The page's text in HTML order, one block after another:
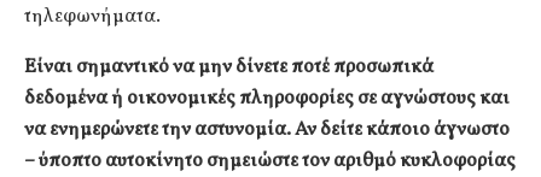
τηλεφωνήματα.
Είναι σημαντικό να μην δίνετε ποτέ προσωπικά
δεδομένα ή οικονομικές πληροφορίες σε αγνώστους και
να ενημερώνετε την αστυνομία. Αν δείτε κάποιο άγνωστο
– ύποπτο αυτοκίνητο σημειώστε τον αριθμό κυκλοφορίας